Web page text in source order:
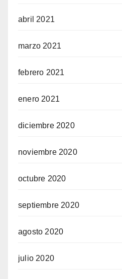
abril 2021
marzo 2021
febrero 2021
enero 2021
diciembre 2020
noviembre 2020
octubre 2020
septiembre 2020
agosto 2020
julio 2020